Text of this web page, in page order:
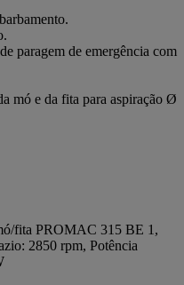
paragem de emergência com
mó e da fita para aspiração Ø
fita PROMAC 315 BE 1,
2850 rpm, Potência